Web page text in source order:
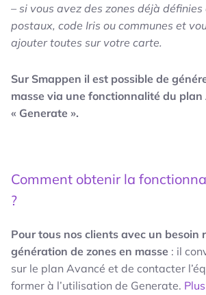
– si vous avez des zones déjà définies
postaux, code Iris ou communes et
ajouter toutes sur votre carte.
Sur Smappen il est possible de
masse via une fonctionnalité du plan
« Generate ».
Comment obtenir la
?
Pour tous nos clients avec un besoin
génération de zones en masse : il
sur le plan Avancé et de contacter
former à l’utilisation de Generate.